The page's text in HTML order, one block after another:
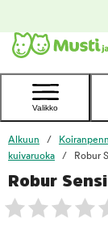
Ota yhteyttä
asiakaspalveluun
Valikko
Alkuun
kuivaruoka
Robur
Robur
foo